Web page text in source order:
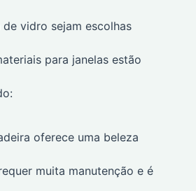
vidro sejam escolhas
para janelas estão
oferece uma beleza
muita manutenção e é